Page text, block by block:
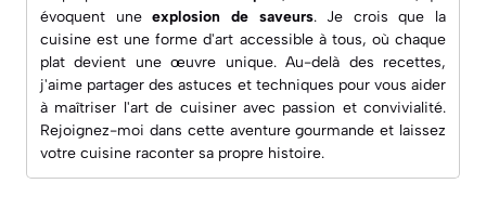
évoquent uneexplosion de saveurs. Je crois que la
cuisine est une forme d'art accessible à tous, où chaque
plat devient une œuvre unique. Au-delà des recettes,
j'aime partager des astuces et techniques pour vous aider
à maîtriser l'art de cuisiner avec passion et convivialité.
Rejoignez-moi dans cette aventure gourmande et laissez
votre cuisine raconter sa propre histoire.